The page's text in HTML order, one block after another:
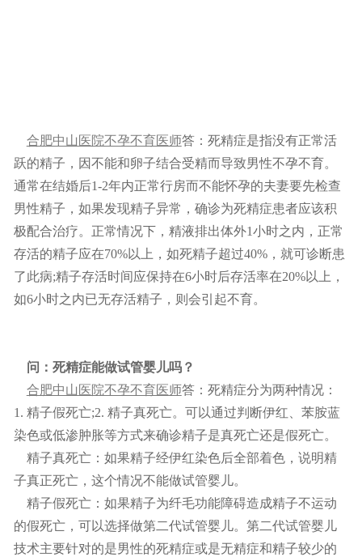
合肥中山医院不孕不育医师答：死精症是指没有正常活
跃的精子，因不能和卵子结合受精而导致男性不孕不育。
通常在结婚后1-2年内正常行房而不能怀孕的夫妻要先检查
男性精子，如果发现精子异常，确诊为死精症患者应该积
极配合治疗。正常情况下，精液排出体外1小时之内，正常
存活的精子应在70%以上，如死精子超过40%，就可诊断患
了此病;精子存活时间应保持在6小时后存活率在20%以上，
如6小时之内已无存活精子，则会引起不育。
问： 死精症能做试管婴儿吗？
合肥中山医院不孕不育医师答：死精症分为两种情况：
1. 精子假死亡;2. 精子真死亡。可以通过判断伊红、苯胺蓝
染色或低渗肿胀等方式来确诊精子是真死亡还是假死亡。
精子真死亡：如果精子经伊红染色后全部着色，说明精
子真正死亡，这个情况不能做试管婴儿。
精子假死亡：如果精子为纤毛功能障碍造成精子不运动
的假死亡，可以选择做第二代试管婴儿。第二代试管婴儿
技术主要针对的是男性的死精症或是无精症和精子较少的